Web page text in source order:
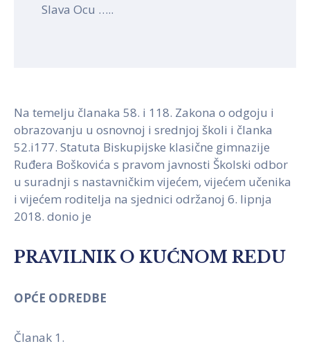
Slava Ocu …..
Na temelju članaka 58. i 118. Zakona o odgoju i
obrazovanju u osnovnoj i srednjoj školi i članka
52.i177. Statuta Biskupijske klasične gimnazije
Ruđera Boškovića s pravom javnosti Školski odbor
u suradnji s nastavničkim vijećem, vijećem učenika
i vijećem roditelja na sjednici održanoj 6. lipnja
2018. donio je
PRAVILNIK O KUĆNOM REDU
OPĆE ODREDBE
Članak 1.